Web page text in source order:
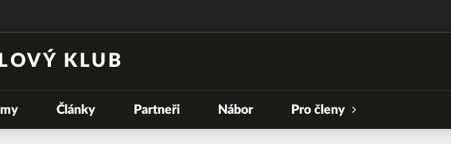
KLUB
Články Partneři Nábor Pro členy